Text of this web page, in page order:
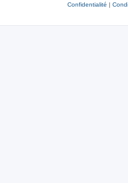
Confidentialité |